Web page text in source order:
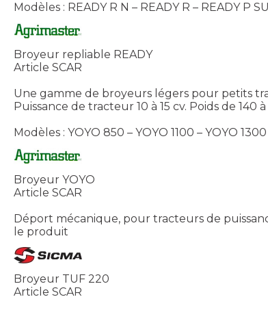
Modèles : READY R N – READY R – READY P
Broyeur repliable READY
Article SCAR
Une gamme de broyeurs légers pour petits
Puissance de tracteur 10 à 15 cv. Poids de
Modèles : YOYO 850 – YOYO 1100 – YOYO
Broyeur YOYO
Article SCAR
Déport mécanique, pour tracteurs de
le produit
Broyeur TUF 220
Article SCAR